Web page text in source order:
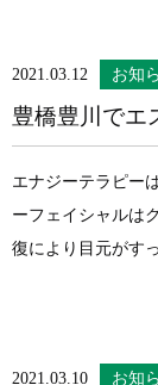
2021.03.12 お知
豊橋豊川でエ
エナジーテラピー
ーフェイシャルは
復により目元がす
2021.03.10 お知